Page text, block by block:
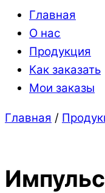
Главная
О нас
Продукция
Как заказать
Мои заказы
Close
Close
Главная /